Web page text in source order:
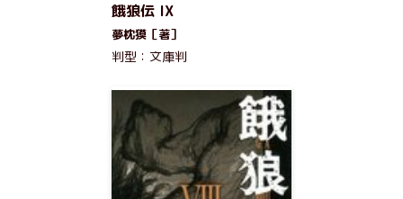
餓狼伝 IX
夢枕獏［著］
判型：文庫判